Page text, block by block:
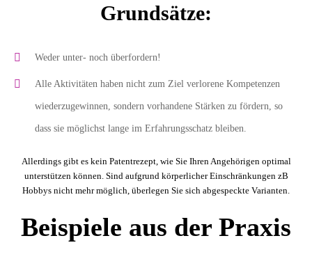
Grundsätze:
Weder unter- noch überfordern!
Alle Aktivitäten haben nicht zum Ziel verlorene Kompetenzen
wiederzugewinnen, sondern vorhandene Stärken zu fördern, so
dass sie möglichst lange im Erfahrungsschatz bleiben.
Allerdings gibt es kein Patentrezept, wie Sie Ihren Angehörigen optimal
unterstützen können. Sind aufgrund körperlicher Einschränkungen zB
Hobbys nicht mehr möglich, überlegen Sie sich abgespeckte Varianten.
Beispiele aus der Praxis